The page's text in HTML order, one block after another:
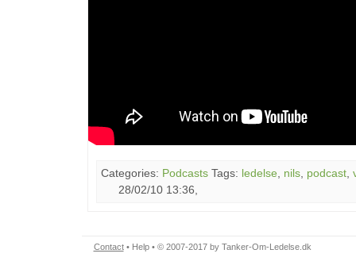
Categories: Podcasts Tags: ledelse, nils, podcast,
28/02/10 13:36,
Contact• Help• © 2007-2017 by Tanker-Om-Ledelse.dk